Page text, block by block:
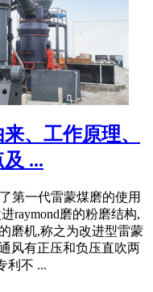
、工作原理、
...
第一代雷蒙煤磨的使用
raymond磨的粉磨结构,
磨机,称之为改进型雷蒙
风有正压和负压直吹两
利不 ...